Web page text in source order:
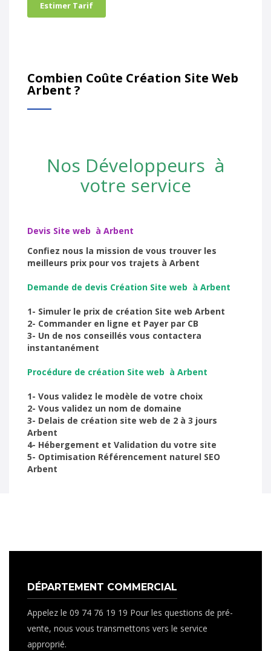
Estimer Tarif
Combien Coûte Création Site Web
Arbent ?
Nos Développeurs à
votre service
Devis Site web à Arbent
Confiez nous la mission de vous trouver les
meilleurs prix pour vos trajets à Arbent
Demande de devis Création Site web à Arbent
1- Simuler le prix de création Site web Arbent
2- Commander en ligne et Payer par CB
3- Un de nos conseillés vous contactera
instantanément
Procédure de création Site web à Arbent
1- Vous validez le modèle de votre choix
2- Vous validez un nom de domaine
3- Delais de création site web de 2 à 3 jours
Arbent
4- Hébergement et Validation du votre site
5- Optimisation Référencement naturel SEO
Arbent
DÉPARTEMENT COMMERCIAL
Appelez le 09 74 76 19 19 Pour les questions de pré-
vente, nous vous transmettons vers le service
approprié.